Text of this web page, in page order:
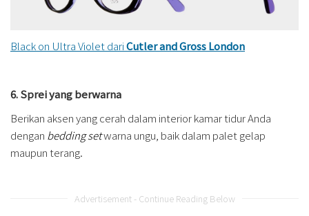
Black on Ultra Violet dariCutler and Gross London
6. Sprei yang berwarna
Berikan aksen yang cerah dalam interior kamar tidur Anda
dengan bedding setwarna ungu, baik dalam palet gelap
maupun terang.
Advertisement - Continue Reading Below